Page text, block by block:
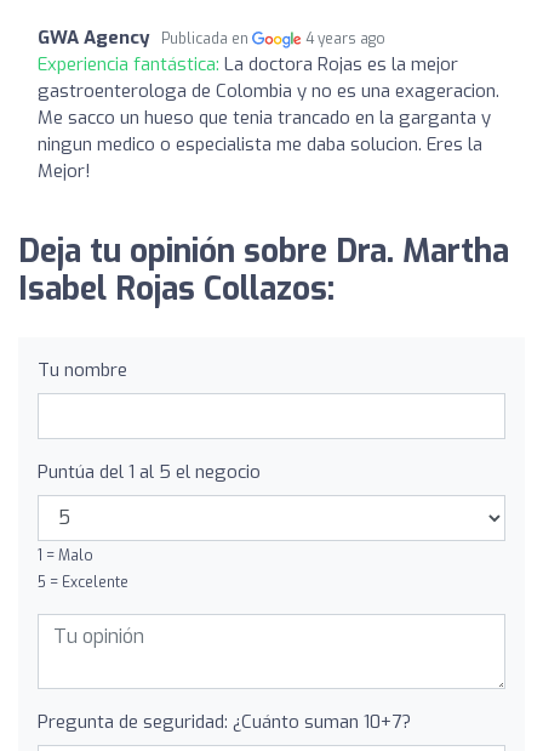
GWA Agency Publicada en 4 years ago
Experiencia fantástica: La doctora Rojas es la mejor
gastroenterologa de Colombia y no es una exageracion.
Me sacco un hueso que tenia trancado en la garganta y
ningun medico o especialista me daba solucion. Eres la
Mejor!
Deja tu opinión sobre Dra. Martha
Isabel Rojas Collazos:
Tu nombre
Puntúa del 1 al 5 el negocio
1 = Malo
5 = Excelente
Pregunta de seguridad: ¿Cuánto suman 10+7?